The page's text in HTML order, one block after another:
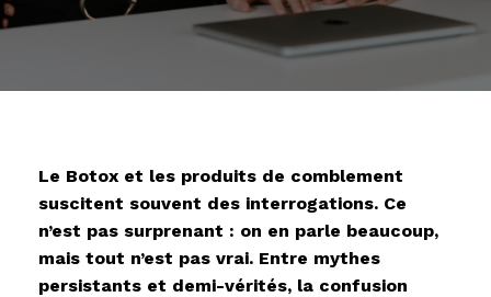
Le Botox et les produits de comblement
suscitent souvent des interrogations. Ce
n’est pas surprenant : on en parle beaucoup,
mais tout n’est pas vrai. Entre mythes
persistants et demi-vérités, la confusion